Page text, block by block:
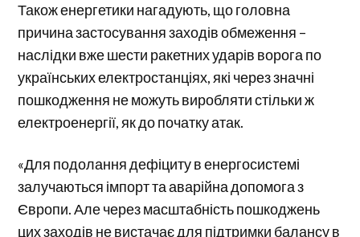
Також енергетики нагадують, що головна
причина застосування заходів обмеження –
наслідки вже шести ракетних ударів ворога по
українських електростанціях, які через значні
пошкодження не можуть виробляти стільки ж
електроенергії, як до початку атак.
«Для подолання дефіциту в енергосистемі
залучаються імпорт та аварійна допомога з
Європи. Але через масштабність пошкоджень
цих заходів не вистачає для підтримки балансу в